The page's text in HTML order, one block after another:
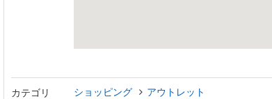
カテゴリ ショッピング アウトレット